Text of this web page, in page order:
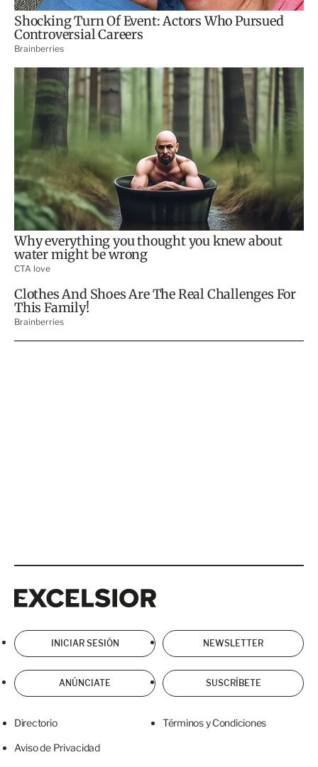
INICIAR SESIÓN NEWSLETTER
ANÚNCIATE SUSCRÍBETE
Directorio Términos y Condiciones
Aviso de Privacidad